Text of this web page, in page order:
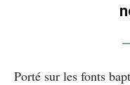
Porté sur les fonts